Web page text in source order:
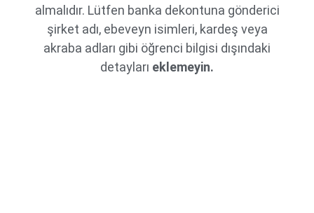
almalıdır. Lütfen banka dekontuna gönderici
şirket adı, ebeveyn isimleri, kardeş veya
akraba adları gibi öğrenci bilgisi dışındaki
detayları eklemeyin.